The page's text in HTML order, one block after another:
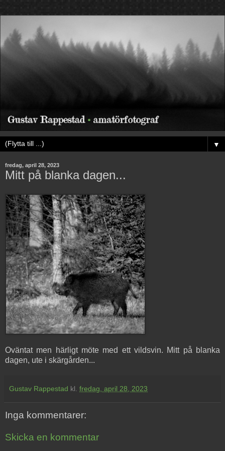
▼
fredag, april 28, 2023
Mitt på blanka dagen...
Oväntat men härligt möte med ett vildsvin. Mitt på blanka
dagen, ute i skärgården...
Gustav Rappestad kl. fredag, april 28, 2023
Inga kommentarer:
Skicka en kommentar